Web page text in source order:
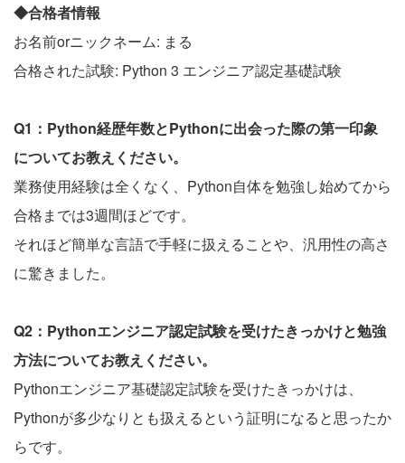
◆合格者情報
お名前orニックネーム: まる
合格された試験: Python 3 エンジニア認定基礎試験
Q1：Python経歴年数とPythonに出会った際の第一印象
についてお教えください。
業務使用経験は全くなく、Python自体を勉強し始めてから
合格までは3週間ほどです。
それほど簡単な言語で手軽に扱えることや、汎用性の高さ
に驚きました。
Q2：Pythonエンジニア認定試験を受けたきっかけと勉強
方法についてお教えください。
Pythonエンジニア基礎認定試験を受けたきっかけは、
Pythonが多少なりとも扱えるという証明になると思ったか
らです。